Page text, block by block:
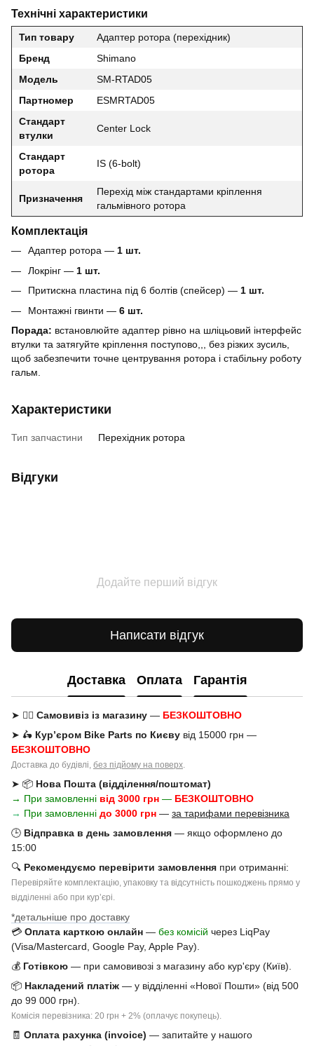
Технічні характеристики
Тип товару
Адаптер ротора (перехідник)
Бренд
Shimano
Модель
SM-RTAD05
Партномер
ESMRTAD05
Стандарт
втулки
Center Lock
Стандарт
ротора
IS (6-bolt)
Призначення
Перехід між стандартами кріплення
гальмівного ротора
Комплектація
Адаптер ротора — 1 шт.
Локрінг — 1 шт.
Притискна пластина під 6 болтів (спейсер) — 1 шт.
Монтажні гвинти — 6 шт.
Порада: встановлюйте адаптер рівно на шліцьовий інтерфейс
втулки та затягуйте кріплення поступово,,, без різких зусиль,
щоб забезпечити точне центрування ротора і стабільну роботу
гальм.
Характеристики
Тип запчастини Перехідник ротора
Відгуки
Додайте перший відгук
Написати відгук
Доставка Оплата Гарантія
➤ 🚶‍♂️ Самовивіз із магазину — БЕЗКОШТОВНО
➤ 🛵 Кур’єром Bike Parts по Києву від 15000 грн —
БЕЗКОШТОВНО
Доставка до будівлі, без підйому на поверх.
➤ 📦 Нова Пошта (відділення/поштомат)
→ При замовленні від 3000 грн — БЕЗКОШТОВНО
→ При замовленні до 3000 грн — за тарифами перевізника
🕒 Відправка в день замовлення — якщо оформлено до
15:00
🔍 Рекомендуємо перевірити замовлення при отриманні:
Перевіряйте комплектацію, упаковку та відсутність пошкоджень прямо у
відділенні або при курʼєрі.
*детальніше про доставку
💳 Оплата карткою онлайн — без комісій через LiqPay
(Visa/Mastercard, Google Pay, Apple Pay).
💰 Готівкою — при самовивозі з магазину або кур'єру (Київ).
📦 Накладений платіж — у відділенні «Нової Пошти» (від 500
до 99 000 грн).
Комісія перевізника: 20 грн + 2% (оплачує покупець).
🧾 Оплата рахунка (invoice) — запитайте у нашого